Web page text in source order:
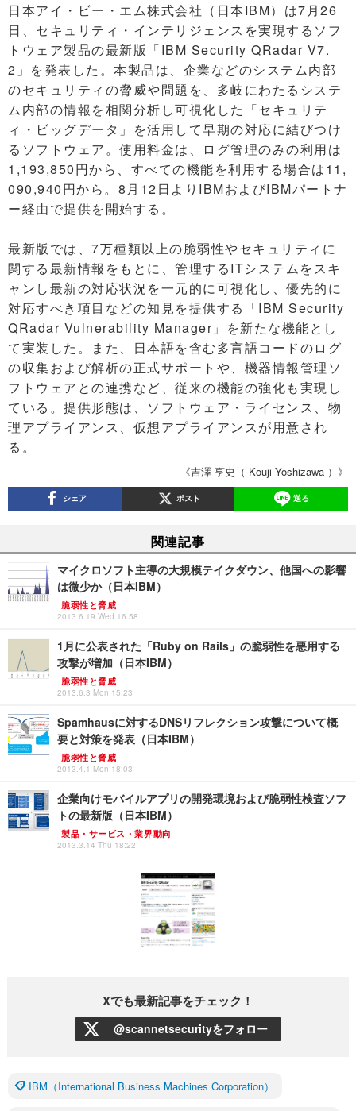
日本アイ・ビー・エム株式会社（日本IBM）は7月26
日、セキュリティ・インテリジェンスを実現するソフ
トウェア製品の最新版「IBM Security QRadar V7.
2」を発表した。本製品は、企業などのシステム内部
のセキュリティの脅威や問題を、多岐にわたるシステ
ム内部の情報を相関分析し可視化した「セキュリテ
ィ・ビッグデータ」を活用して早期の対応に結びつけ
るソフトウェア。使用料金は、ログ管理のみの利用は
1,193,850円から、すべての機能を利用する場合は11,
090,940円から。8月12日よりIBMおよびIBMパートナ
ー経由で提供を開始する。
最新版では、7万種類以上の脆弱性やセキュリティに
関する最新情報をもとに、管理するITシステムをスキ
ャンし最新の対応状況を一元的に可視化し、優先的に
対応すべき項目などの知見を提供する「IBM Security
QRadar Vulnerability Manager」を新たな機能とし
て実装した。また、日本語を含む多言語コードのログ
の収集および解析の正式サポートや、機器情報管理ソ
フトウェアとの連携など、従来の機能の強化も実現し
ている。提供形態は、ソフトウェア・ライセンス、物
理アプライアンス、仮想アプライアンスが用意され
る。
《吉澤 亨史（ Kouji Yoshizawa ）》
シェア ポスト 送る
関連記事
マイクロソフト主導の大規模テイクダウン、他国への影響
は微少か（日本IBM）
脆弱性と脅威
2013.6.19 Wed 16:58
1月に公表された「Ruby on Rails」の脆弱性を悪用する
攻撃が増加（日本IBM）
脆弱性と脅威
2013.6.3 Mon 15:23
Spamhausに対するDNSリフレクション攻撃について概
要と対策を発表（日本IBM）
脆弱性と脅威
2013.4.1 Mon 18:03
企業向けモバイルアプリの開発環境および脆弱性検査ソフ
トの最新版（日本IBM）
製品・サービス・業界動向
2013.3.14 Thu 18:22
Xでも最新記事をチェック！
@scannetsecurityをフォロー
IBM（International Business Machines Corporation）